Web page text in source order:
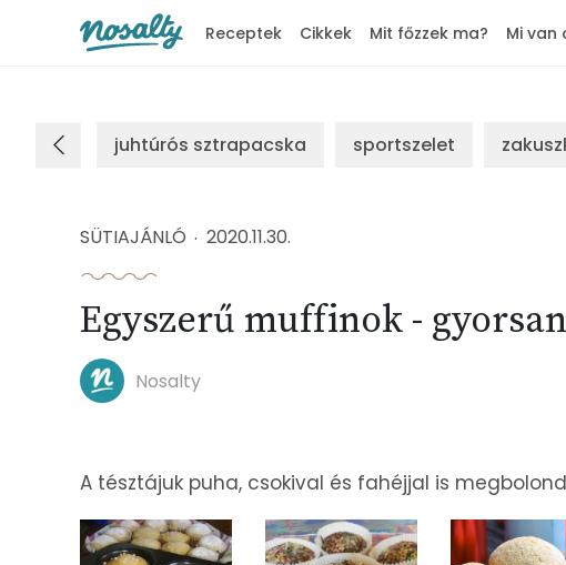
Receptek Cikkek Mit főzzek ma? Mi van
juhtúrós sztrapacska sportszelet
SÜTIAJÁNLÓ 2020.11.30.
Egyszerű muffinok -
Nosalty
A tésztájuk puha, csokival és fahéjjal is